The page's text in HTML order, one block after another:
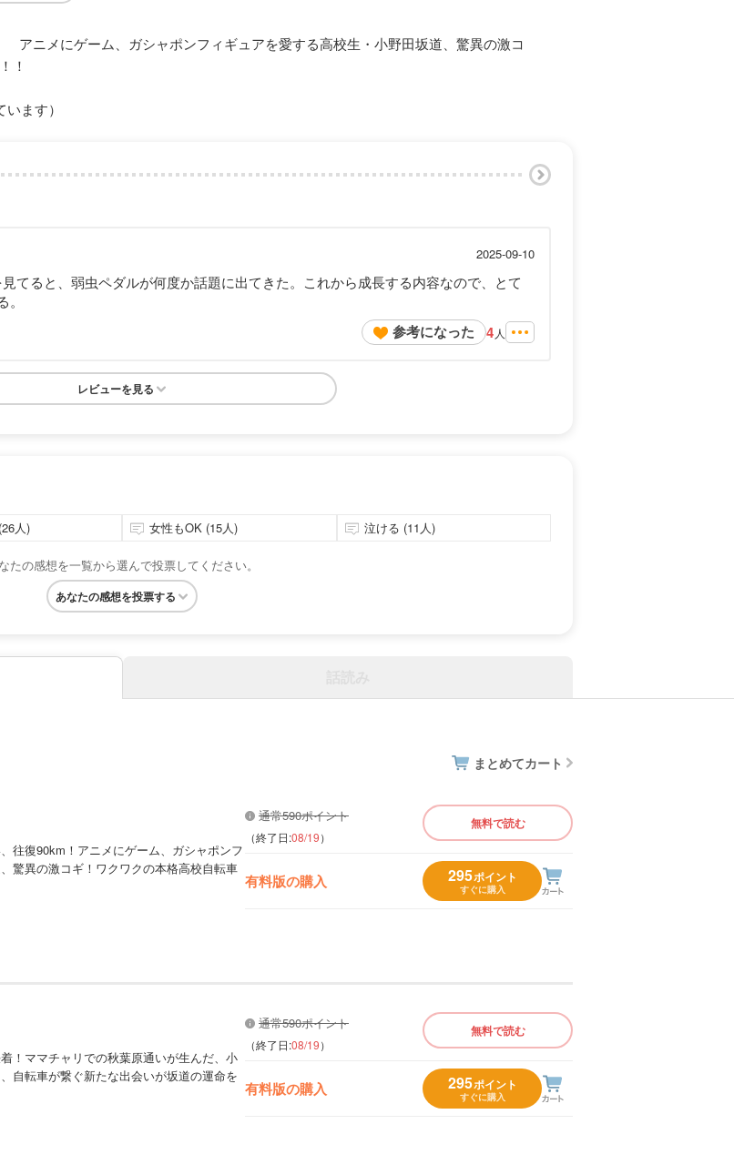
アニメにゲーム、ガシャポンフィギュアを愛する高校生・小野田坂道、驚異の激コ
！
ます）
2025-09-10
てると、弱虫ペダルが何度か話題に出てきた。これから成長する内容なので、とて
参考になった 4 人
レビューを見る
人) 女性もOK (15人) 泣ける (11人)
たの感想を一覧から選んで投票してください。
あなたの感想を投票する
まとめてカート
往復90km！アニメにゲーム、ガシャポンフ
驚異の激コギ！ワクワクの本格高校自転車
通常590ポイント
（終了日:08/19）
無料で読む
有料版の購入 295ポイント
すぐに購入
！ママチャリでの秋葉原通いが生んだ、小
自転車が繋ぐ新たな出会いが坂道の運命を
通常590ポイント
（終了日:08/19）
無料で読む
有料版の購入 295ポイント
すぐに購入